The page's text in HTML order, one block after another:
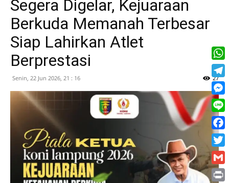
Segera Digelar, Kejuaraan
Berkuda Memanah Terbesar
Siap Lahirkan Atlet
Berprestasi
Senin, 22 Jun 2026, 21 : 16 27
Line